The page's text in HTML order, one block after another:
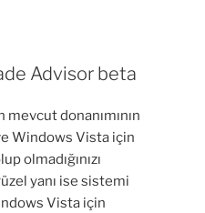
Advisor beta
mevcut donanımının
Windows Vista için
olmadığınızı
yanı ise sistemi
Vista için